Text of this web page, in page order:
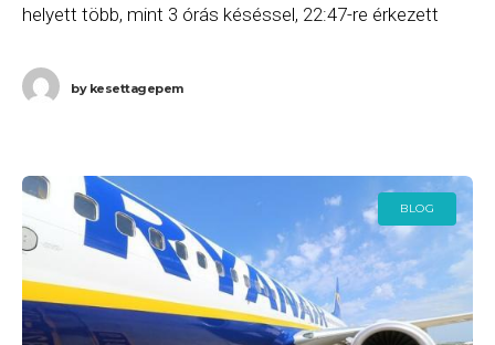
helyett több, mint 3 órás késéssel, 22:47-re érkezett
bykesettagepem
BLOG